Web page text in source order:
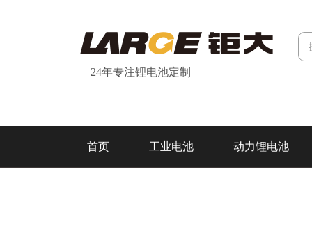
24年专注锂电池定制
首页 工业电池 动力锂电池